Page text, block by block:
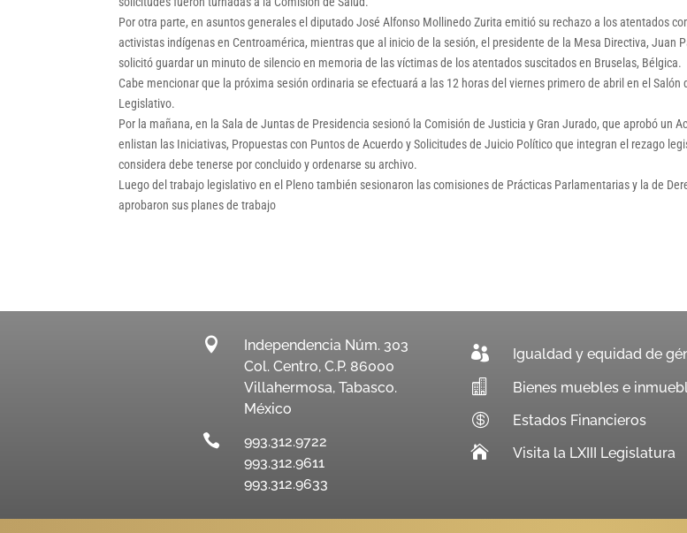
Por otra parte, en asuntos generales el diputado José Alfonso Mollinedo Zurita emitió su rechazo a los atentados
activistas indígenas en Centroamérica, mientras que al inicio de la sesión, el presidente de la Mesa Directiva, Juan
solicitó guardar un minuto de silencio en memoria de las víctimas de los atentados suscitados en Bruselas, Bélgica.
Cabe mencionar que la próxima sesión ordinaria se efectuará a las 12 horas del viernes primero de abril en el Salón
Legislativo.
Por la mañana, en la Sala de Juntas de Presidencia sesionó la Comisión de Justicia y Gran Jurado, que aprobó un
enlistan las Iniciativas, Propuestas con Puntos de Acuerdo y Solicitudes de Juicio Político que integran el rezago
considera debe tenerse por concluido y ordenarse su archivo.
Luego del trabajo legislativo en el Pleno también sesionaron las comisiones de Prácticas Parlamentarias y la de
aprobaron sus planes de trabajo

Independencia Núm. 303
Col. Centro, C.P. 86000
Villahermosa, Tabasco.
México

993.312.9722
993.312.9611
993.312.9633
 Igualdad y equidad de
 Bienes muebles e
 Estados Financieros
 Visita la LXIII Legislatura